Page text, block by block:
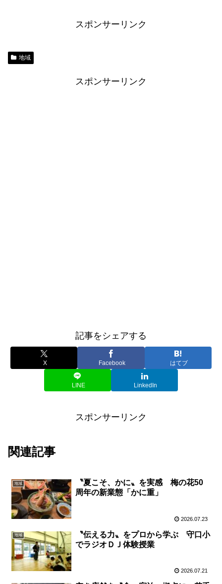
スポンサーリンク
地域
スポンサーリンク
記事をシェアする
X Facebook はてブ
LINE LinkedIn
スポンサーリンク
関連記事
地域
〝夏こそ、かに〟を実感 梅の花50
周年の新業態「かに重」
2026.07.23
地域
〝伝える力〟をプロから学ぶ 守口小
でラジオＤＪ体験授業
2026.07.21